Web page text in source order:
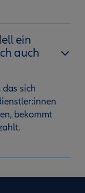
ein
auch
sich
bekommt